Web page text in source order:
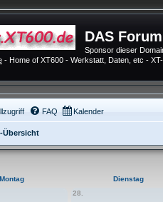
DAS
Sponsor dieser
- Home of XT600 - Werkstatt, Daten, etc -
FAQ Kalender
Übersicht
Montag Dienstag
28.